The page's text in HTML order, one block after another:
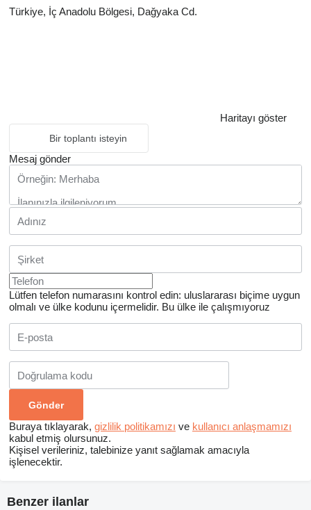
Türkiye, İç Anadolu Bölgesi, Dağyaka Cd.
Haritayı göster
Bir toplantı isteyin
Mesaj gönder
Lütfen telefon numarasını kontrol edin: uluslararası biçime uygun
olmalı ve ülke kodunu içermelidir. Bu ülke ile çalışmıyoruz
Buraya tıklayarak, gizlilik politikamızı ve kullanıcı anlaşmamızı
kabul etmiş olursunuz.
Kişisel verileriniz, talebinize yanıt sağlamak amacıyla
işlenecektir.
Benzer ilanlar